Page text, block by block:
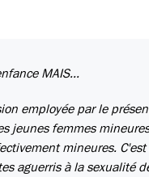
MAIS...
employée par le
jeunes femmes
mineures.
aguerris à la sexualité